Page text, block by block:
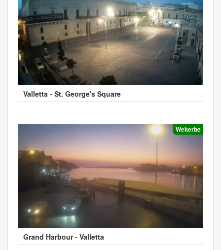
Valletta - St. George's Square
Welterbe
Grand Harbour - Valletta